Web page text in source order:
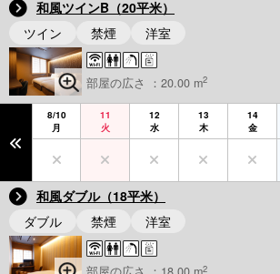
和風ツインB（20平米）
ツイン
禁煙 洋室
部屋の広さ ：20.00 m2
8/10
月
11
火
12
水
13
木
14
金
和風ダブル（18平米）
ダブル
禁煙 洋室
2